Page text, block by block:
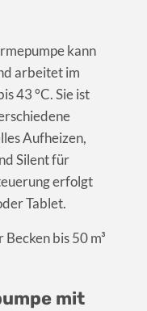
kann
arbeitet im
43 °C. Sie ist
Aufheizen,
Silent für
erfolgt
Tablet.
bis 50 m³
mit